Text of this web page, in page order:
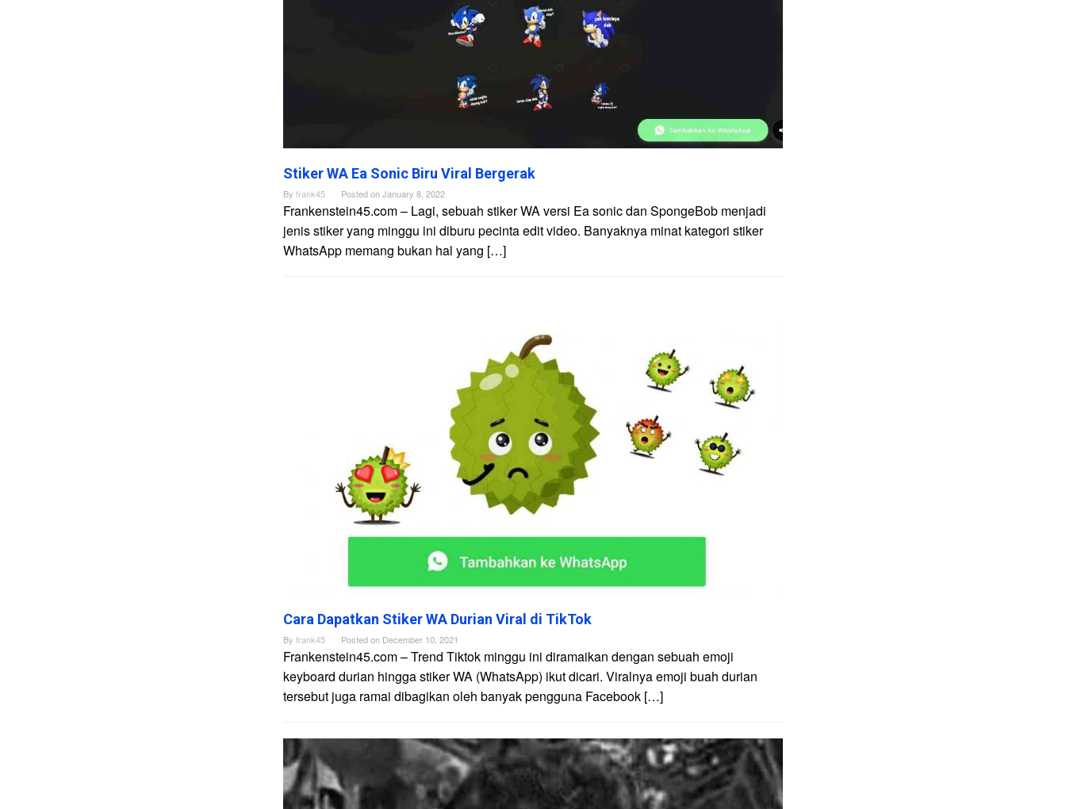
Stiker WA Ea Sonic Biru Viral Bergerak
By frank45 Posted onJanuary 8, 2022
Frankenstein45.com – Lagi, sebuah stiker WA versi Ea sonic dan SpongeBob menjadi
jenis stiker yang minggu ini diburu pecinta edit video. Banyaknya minat kategori stiker
WhatsApp memang bukan hal yang […]
Cara Dapatkan Stiker WA Durian Viral di TikTok
By frank45 Posted on December 10, 2021
Frankenstein45.com – Trend Tiktok minggu ini diramaikan dengan sebuah emoji
keyboard durian hingga stiker WA (WhatsApp) ikut dicari. Viralnya emoji buah durian
tersebut juga ramai dibagikan oleh banyak pengguna Facebook […]